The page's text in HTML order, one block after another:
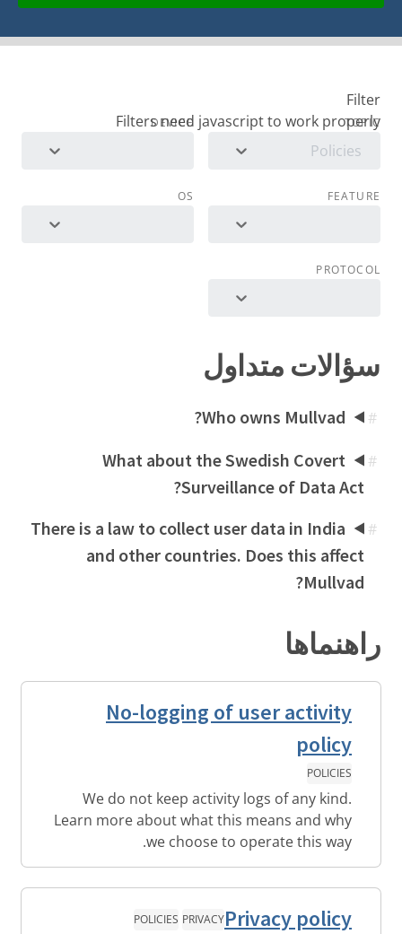
Filter
TOPIC
Policies
DEVICE
FEATURE
OS
PROTOCOL
سؤالات متداول
#
Who owns Mullvad?
#
What about the Swedish Covert
Surveillance of Data Act?
#
There is a law to collect user data in India
and other countries. Does this affect
Mullvad?
راهنماها
No-logging of user activity
policy
POLICIES
We do not keep activity logs of any kind.
Learn more about what this means and why
we choose to operate this way.
Privacy policy
PRIVACY
POLICIES